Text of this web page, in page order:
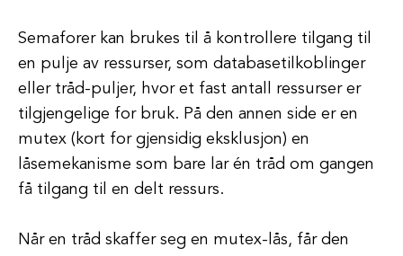
Semaforer kan brukes til å kontrollere tilgang til
en pulje av ressurser, som databasetilkoblinger
eller tråd-puljer, hvor et fast antall ressurser er
tilgjengelige for bruk. På den annen side er en
mutex (kort for gjensidig eksklusjon) en
låsemekanisme som bare lar én tråd om gangen
få tilgang til en delt ressurs.
Når en tråd skaffer seg en mutex-lås, får den